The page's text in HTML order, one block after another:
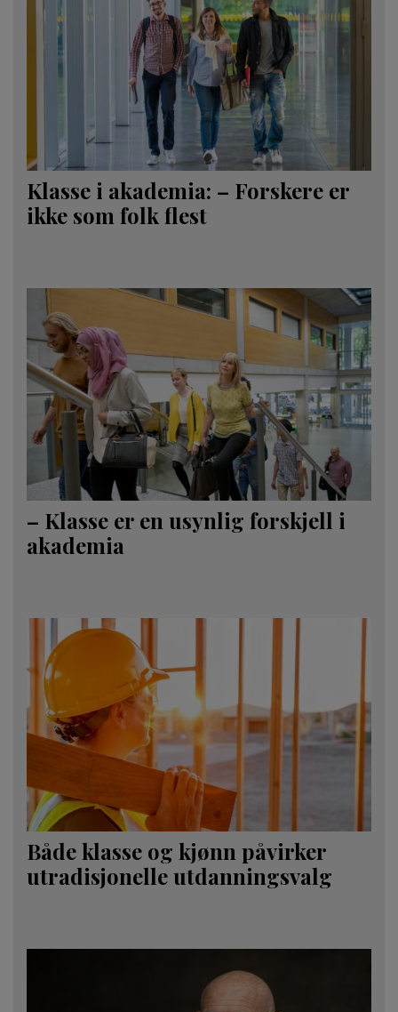
Klasse i akademia: – Forskere er
ikke som folk flest
– Klasse er en usynlig forskjell i
akademia
Både klasse og kjønn påvirker
utradisjonelle utdanningsvalg